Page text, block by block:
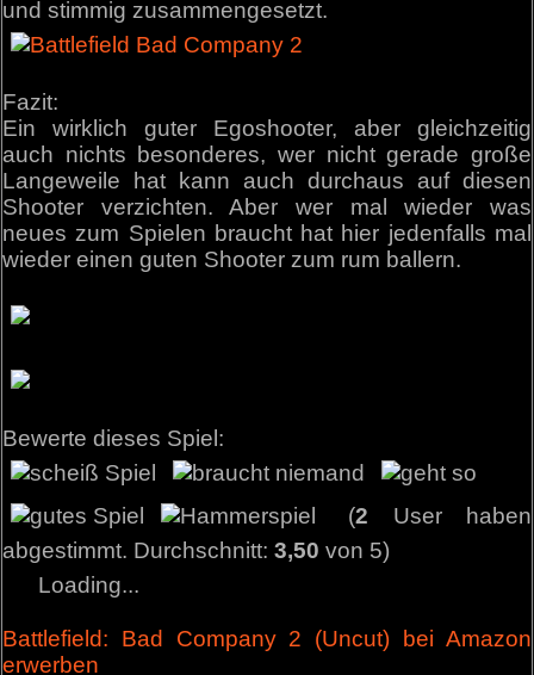
und stimmig zusammengesetzt.
Fazit:
Ein wirklich guter Egoshooter, aber gleichzeitig
auch nichts besonderes, wer nicht gerade große
Langeweile hat kann auch durchaus auf diesen
Shooter verzichten. Aber wer mal wieder was
neues zum Spielen braucht hat hier jedenfalls mal
wieder einen guten Shooter zum rum ballern.
Bewerte dieses Spiel:
(2 User haben
abgestimmt. Durchschnitt:3,50 von 5)
Loading...
Battlefield: Bad Company 2 (Uncut) bei Amazon
erwerben